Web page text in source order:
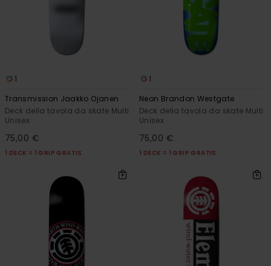
1
Transmission Jaakko Ojanen
Deck della tavola da skate Multi
Unisex
75,00 €
1 DECK = 1 GRIP GRATIS
1
Neon Brandon Westgate
Deck della tavola da skate Multi
Unisex
75,00 €
1 DECK = 1 GRIP GRATIS